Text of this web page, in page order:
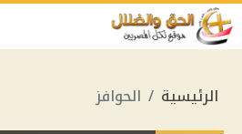
الرئيسية الحوافز